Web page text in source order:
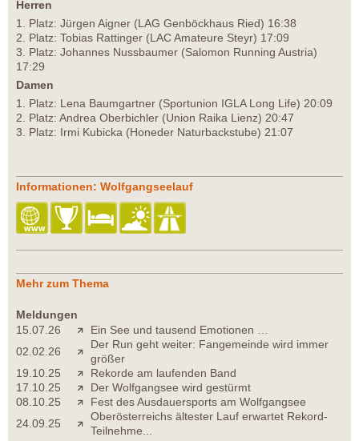
Herren
1. Platz: Jürgen Aigner (LAG Genböckhaus Ried) 16:38
2. Platz: Tobias Rattinger (LAC Amateure Steyr) 17:09
3. Platz: Johannes Nussbaumer (Salomon Running Austria)
17:29
Damen
1. Platz: Lena Baumgartner (Sportunion IGLA Long Life) 20:09
2. Platz: Andrea Oberbichler (Union Raika Lienz) 20:47
3. Platz: Irmi Kubicka (Honeder Naturbackstube) 21:07
Informationen: Wolfgangseelauf
Mehr zum Thema
Meldungen
15.07.26
Ein See und tausend Emotionen …
02.02.26
Der Run geht weiter: Fangemeinde wird immer
größer
19.10.25
Rekorde am laufenden Band
17.10.25
Der Wolfgangsee wird gestürmt
08.10.25
Fest des Ausdauersports am Wolfgangsee
24.09.25
Oberösterreichs ältester Lauf erwartet Rekord-
Teilnehme...